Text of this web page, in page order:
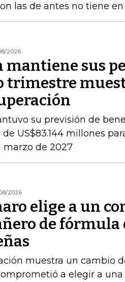
las de antes no tiene
2026
mantiene sus
su previsión de
US$83.144 millones
marzo de 2027
2026
elige a un
de fórmula
muestra un cambio
a elegir a